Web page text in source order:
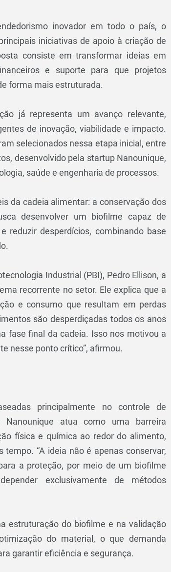
inovador em todo o país, o
iniciativas de apoio à criação de
consiste em transformar ideias em
e suporte para que projetos
forma mais estruturada.
já representa um avanço relevante,
de inovação, viabilidade e impacto.
selecionados nessa etapa inicial, entre
desenvolvido pela startup Nanounique,
saúde e engenharia de processos.
da cadeia alimentar: a conservação dos
desenvolver um biofilme capaz de
reduzir desperdícios, combinando base
Industrial (PBI), Pedro Ellison, a
recorrente no setor. Ele explica que a
e consumo que resultam em perdas
são desperdiçadas todos os anos
fase final da cadeia. Isso nos motivou a
nesse ponto crítico”, afirmou.
principalmente no controle de
Nanounique atua como uma barreira
física e química ao redor do alimento,
“A ideia não é apenas conservar,
a proteção, por meio de um biofilme
exclusivamente de métodos
estruturação do biofilme e na validação
do material, o que demanda
garantir eficiência e segurança.